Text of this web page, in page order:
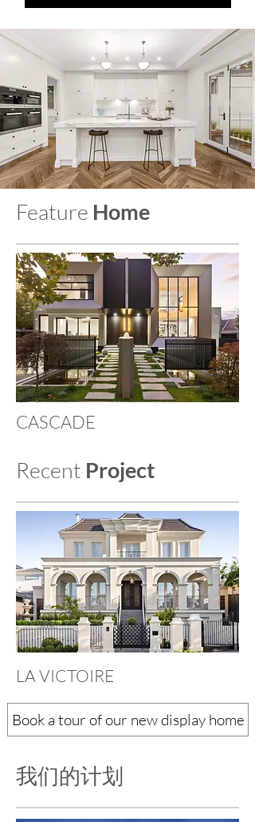
Feature Home
CASCADE
Recent Project
LA VICTOIRE
Book a tour of our new display home
我们的计划